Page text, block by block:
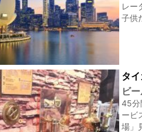
レー
子供
タ
ビ
45分
ービ
場」